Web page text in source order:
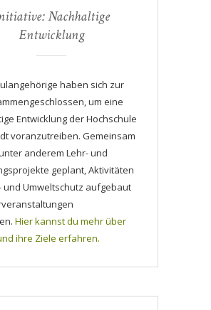
Nachhaltige
Entwicklung
haben sich zur
um eine
Entwicklung der Hochschule
voranzutreiben. Gemeinsam
anderem Lehr- und
geplant, Aktivitäten
und Umweltschutz aufgebaut
Hier kannst du mehr über
ihre Ziele erfahren.